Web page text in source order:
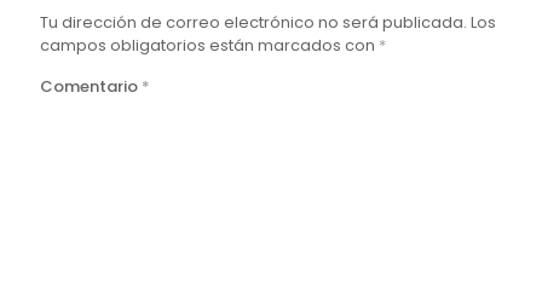
Tu dirección de correo electrónico no será publicada. Los
campos obligatorios están marcados con *
Comentario *